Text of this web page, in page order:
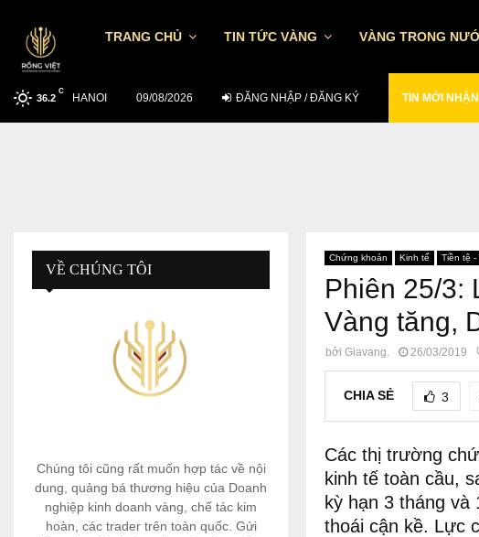
TRANG CHỦ TIN TỨC VÀNG VÀNG TRONG
36.2
C
HANOI 09/08/2026 ĐĂNG NHẬP / ĐĂNG KÝ TIN MỚI NHẬN
TỶ GIÁ USD/VND NGÀY 7/8: TGTT TĂNG…
Chứng khoán Kinh tế Tiền tệ -
Phiên 25/3:
Vàng tăng,
bởi Giavang. 26/03/2019
CHIA SẺ 3
Các thị trường
kinh tế toàn cầu,
kỳ hạn 3 tháng và
thoái cận kề. Lực
VỀ CHÚNG TÔI
Chúng tôi cũng rất muốn hợp tác về nội
dung, quảng bá thương hiệu của Doanh
nghiệp kinh doanh vàng, chế tác kim
hoàn, các trader trên toàn quốc. Gửi